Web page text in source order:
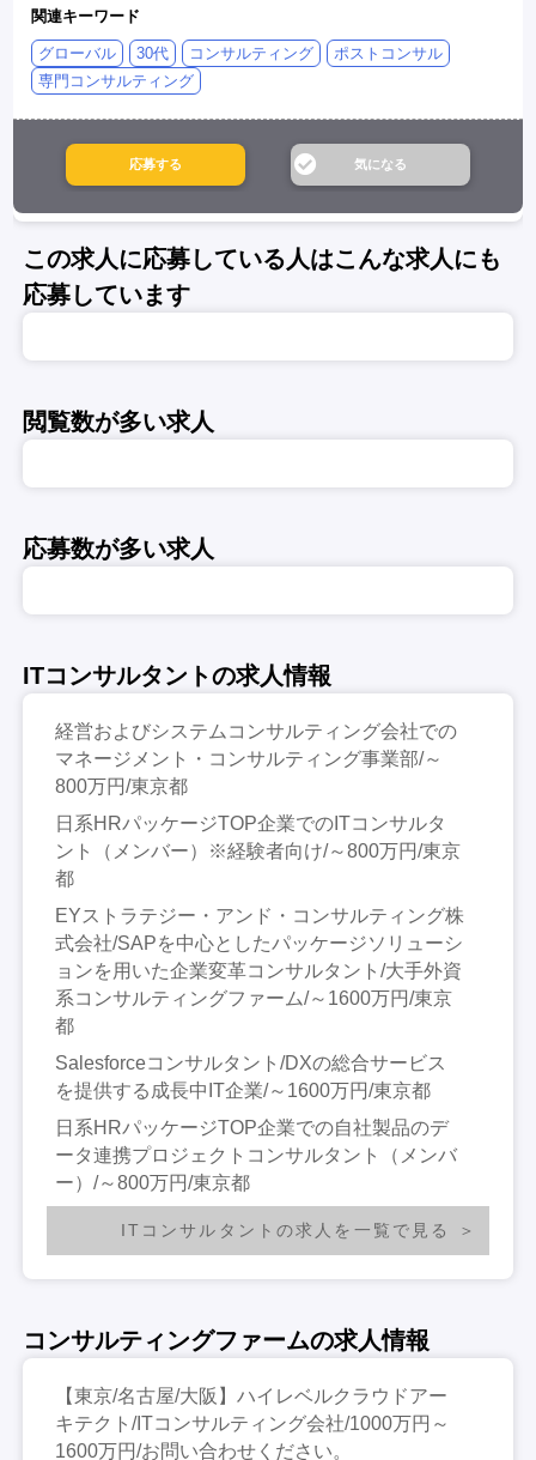
関連キーワード
グローバル 30代 コンサルティング
ポストコンサル
専門コンサルティング
この求人に応募している人はこんな求人にも
応募しています
閲覧数が多い求人
応募数が多い求人
ITコンサルタントの求人情報
経営およびシステムコンサルティング会社での
マネージメント・コンサルティング事業部/～
800万円/東京都
日系HRパッケージTOP企業でのITコンサルタ
ント（メンバー）※経験者向け/～800万円/東京
都
EYストラテジー・アンド・コンサルティング株
式会社/SAPを中心としたパッケージソリューシ
ョンを用いた企業変革コンサルタント/大手外資
系コンサルティングファーム/～1600万円/東京
都
Salesforceコンサルタント/DXの総合サービス
を提供する成長中IT企業/～1600万円/東京都
日系HRパッケージTOP企業での自社製品のデ
ータ連携プロジェクトコンサルタント（メンバ
ー）/～800万円/東京都
ITコンサルタントの求人を一覧で見る
コンサルティングファームの求人情報
【東京/名古屋/大阪】ハイレベルクラウドアー
キテクト/ITコンサルティング会社/1000万円～
1600万円/お問い合わせください。